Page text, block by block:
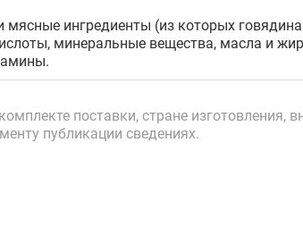
мясные ингредиенты (из которых
минеральные вещества, масла и
поставки, стране изготовления,
публикации сведениях.